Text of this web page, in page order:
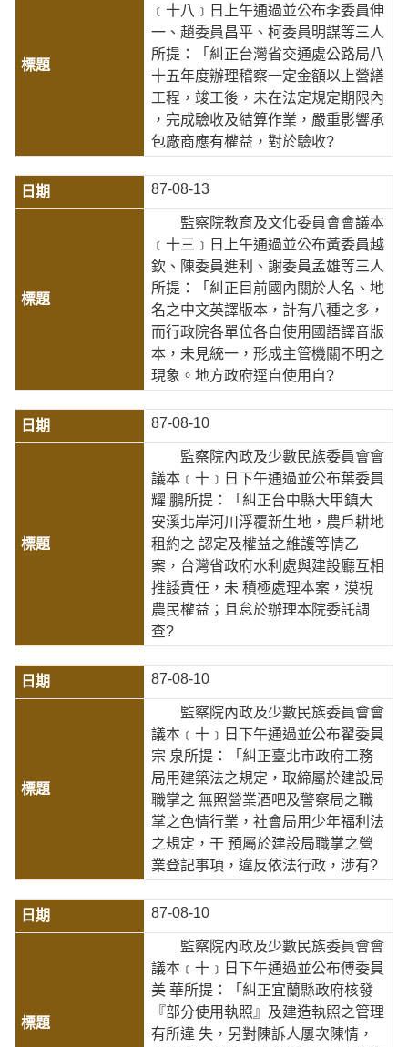
﹝十八﹞日上午通過並公布李委員伸
一、趙委員昌平、柯委員明謀等三人
所提：「糾正台灣省交通處公路局八
十五年度辦理稽察一定金額以上營繕
工程，竣工後，未在法定規定期限內
，完成驗收及結算作業，嚴重影響承
包廠商應有權益，對於驗收?
87-08-13
監察院教育及文化委員會會議本
﹝十三﹞日上午通過並公布黃委員越
欽、陳委員進利、謝委員孟雄等三人
所提：「糾正目前國內關於人名、地
名之中文英譯版本，計有八種之多，
而行政院各單位各自使用國語譯音版
本，未見統一，形成主管機關不明之
現象。地方政府逕自使用自?
87-08-10
監察院內政及少數民族委員會會
議本﹝十﹞日下午通過並公布葉委員
耀 鵬所提：「糾正台中縣大甲鎮大
安溪北岸河川浮覆新生地，農戶耕地
租約之 認定及權益之維護等情乙
案，台灣省政府水利處與建設廳互相
推諉責任，未 積極處理本案，漠視
農民權益；且怠於辦理本院委託調
查?
87-08-10
監察院內政及少數民族委員會會
議本﹝十﹞日下午通過並公布翟委員
宗 泉所提：「糾正臺北市政府工務
局用建築法之規定，取締屬於建設局
職掌之 無照營業酒吧及警察局之職
掌之色情行業，社會局用少年福利法
之規定，干 預屬於建設局職掌之營
業登記事項，違反依法行政，涉有?
87-08-10
監察院內政及少數民族委員會會
議本﹝十﹞日下午通過並公布傅委員
美 華所提：「糾正宜蘭縣政府核發
『部分使用執照』及建造執照之管理
有所違 失，另對陳訴人屢次陳情，